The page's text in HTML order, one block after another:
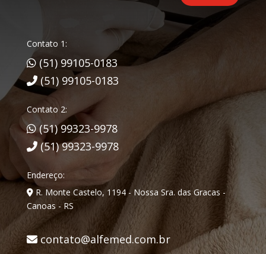
Contato 1:
(51) 99105-0183
(51) 99105-0183
Contato 2:
(51) 99323-9978
(51) 99323-9978
Endereço:
R. Monte Castelo, 1194 - Nossa Sra. das Gracas -
Canoas - RS
contato@alfemed.com.br